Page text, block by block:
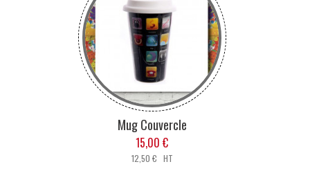
Mug Couvercle
15,00 €
12,50 € HT